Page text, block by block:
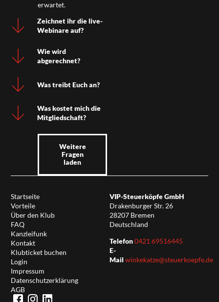
erwartet.
Zeichnet ihr die live-
Webinare auf?
Wie wird
abgerechnet?
Was treibt Euch an?
Was kostet mich die
Mitgliedschaft?
Weitere
Fragen
laden
Startseite
Vorteile
Über den Klub
FAQ
Kanzleifunk
Kontakt
Klubticket buchen
Login
Impressum
Datenschutzerklärung
AGB
VIP-Steuerköpfe GmbH
Drakenburger Str. 26
28207 Bremen
Deutschland
Telefon0421 69516445
E-
Mail winkekatze@steuerkoepfe.de